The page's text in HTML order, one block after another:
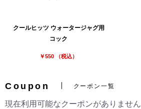
クールヒッツ ウォータージャグ用
コック
￥550 （税込）
Coupon クーポン一覧
現在利用可能なクーポンがありません